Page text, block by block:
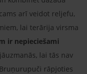
arī veidot reljefu,
lai terārija virsma
ir nepieciešami
lai tās nav
rāpjoties